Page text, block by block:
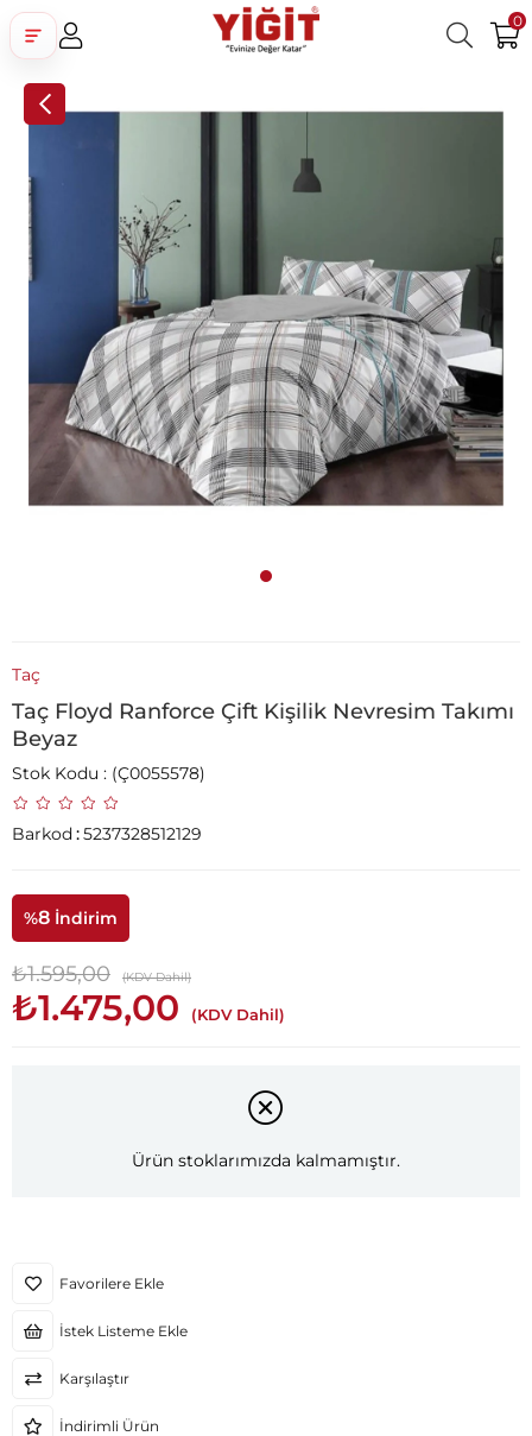
0
Taç
Taç Floyd Ranforce Çift Kişilik Nevresim Takımı
Beyaz
Stok Kodu (Ç0055578)
Barkod:5237328512129
%8 İndirim
₺1.595,00 (KDV Dahil)
₺1.475,00 (KDV Dahil)
Ürün stoklarımızda kalmamıştır.
Favorilere Ekle
İstek Listeme Ekle
Karşılaştır
İndirimli Ürün